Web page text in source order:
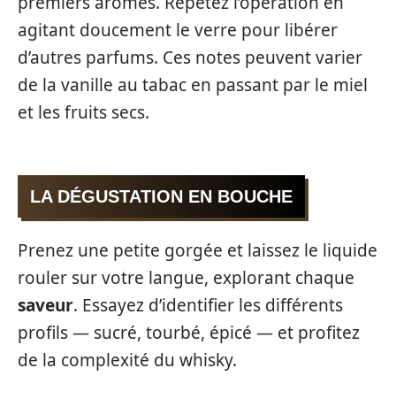
agitant doucement le verre pour libérer
d’autres parfums. Ces notes peuvent varier
de la vanille au tabac en passant par le miel
et les fruits secs.
LA DÉGUSTATION EN BOUCHE
Prenez une petite gorgée et laissez le liquide
rouler sur votre langue, explorant chaque
saveur. Essayez d’identifier les différents
profils — sucré, tourbé, épicé — et profitez
de la complexité du whisky.